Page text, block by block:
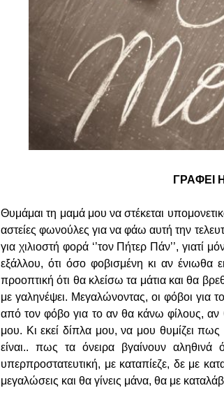
ΓΡΑΦΕΙ
Θυμάμαι τη μαμά μου να στέκεται
αστείες φωνούλες για να φάω αυτή την
για χιλιοστή φορά ‘’τον Πήτερ Πάν’’,
εξάλλου, ότι όσο φοβισμένη κι αν ένιωθα
προοπτική ότι θα κλείσω τα μάτια και θα
με γαληνέψει. Μεγαλώνοντας, οι φόβοι για
από τον φόβο για το αν θα κάνω φίλους,
μου. Κι εκεί δίπλα μου, να μου θυμίζει πως
είναι.. πως τα όνειρα βγαίνουν αληθινά
υπερπροστατευτική, με καταπίεζε, δε με
μεγαλώσεις και θα γίνεις μάνα, θα με